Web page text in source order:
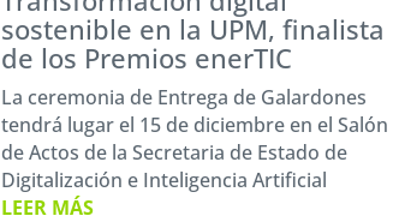
sostenible en la UPM, finalista
de los Premios enerTIC
La ceremonia de Entrega de Galardones
tendrá lugar el 15 de diciembre en el Salón
de Actos de la Secretaria de Estado de
Digitalización e Inteligencia Artificial
LEER MÁS